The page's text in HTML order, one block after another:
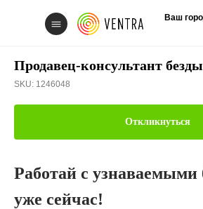
Ваш
Продавец-консультант
SKU: 1246048
Откликнуться
Работай с узнаваемыми
уже сейчас!